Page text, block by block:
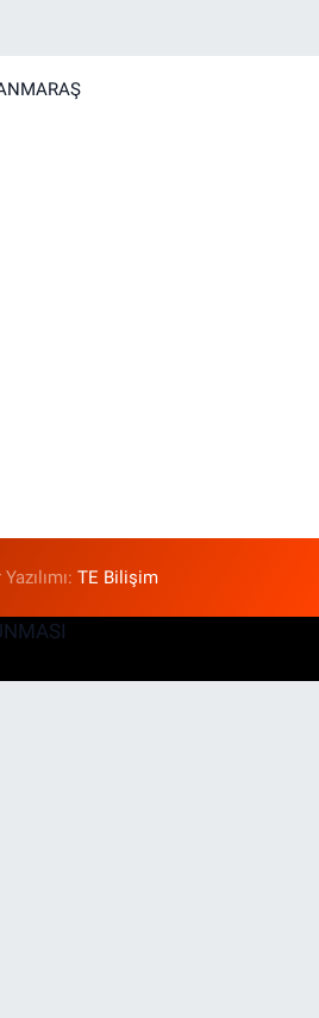
TE Bilişim